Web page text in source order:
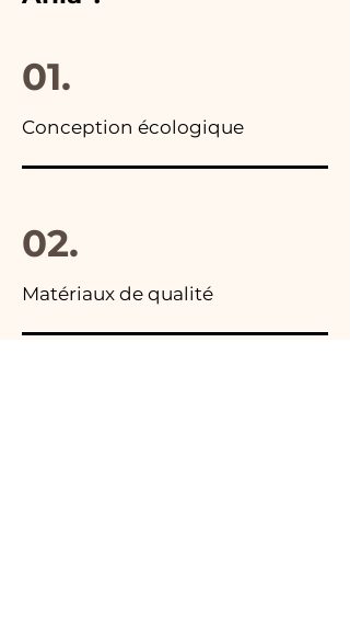
01.
Conception écologique
02.
Matériaux de qualité